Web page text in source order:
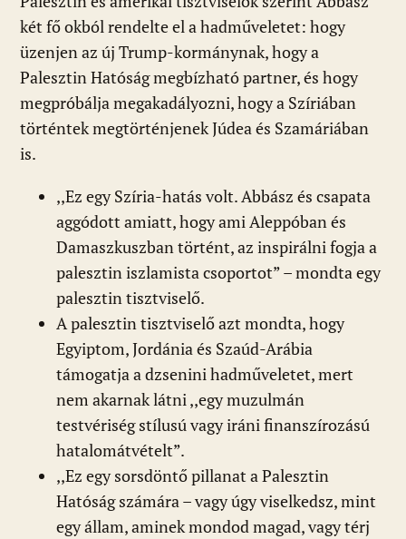
két fő okból rendelte el a hadműveletet: hogy
üzenjen az új Trump-kormánynak, hogy a
Palesztin Hatóság megbízható partner, és hogy
megpróbálja megakadályozni, hogy a Szíriában
történtek megtörténjenek Júdea és Szamáriában
is.
,,Ez egy Szíria-hatás volt. Abbász és csapata
aggódott amiatt, hogy ami Aleppóban és
Damaszkuszban történt, az inspirálni fogja a
palesztin iszlamista csoportot” – mondta egy
palesztin tisztviselő.
A palesztin tisztviselő azt mondta, hogy
Egyiptom, Jordánia és Szaúd-Arábia
támogatja a dzsenini hadműveletet, mert
nem akarnak látni ,,egy muzulmán
testvériség stílusú vagy iráni finanszírozású
hatalomátvételt”.
,,Ez egy sorsdöntő pillanat a Palesztin
Hatóság számára – vagy úgy viselkedsz, mint
egy állam, aminek mondod magad, vagy térj